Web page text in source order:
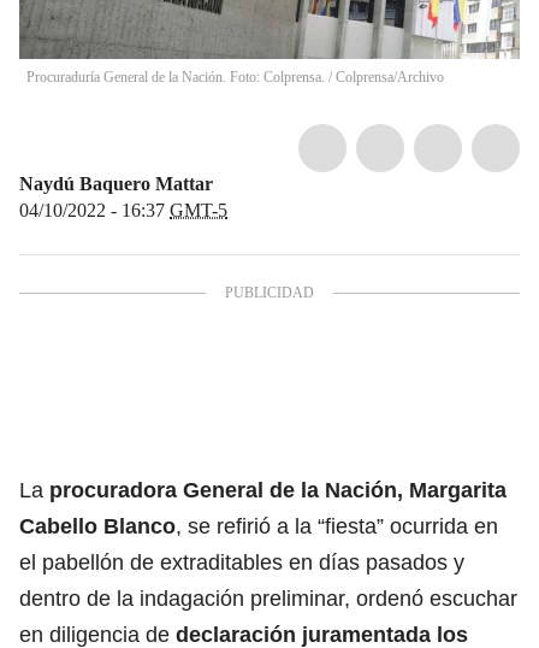
Procuraduría General de la Nación. Foto: Colprensa. / Colprensa/Archivo
Naydú Baquero Mattar
04/10/2022 - 16:37 GMT-5
La procuradora General de la Nación, Margarita
Cabello Blanco, se refirió a la “fiesta” ocurrida en
el pabellón de extraditables en días pasados y
dentro de la indagación preliminar, ordenó escuchar
en diligencia de declaración juramentada los